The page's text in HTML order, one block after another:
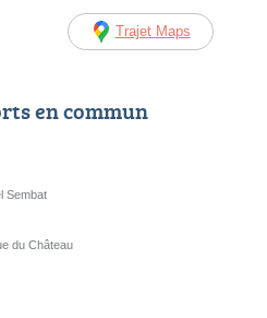
Trajet Maps
en commun
Sembat
du Château